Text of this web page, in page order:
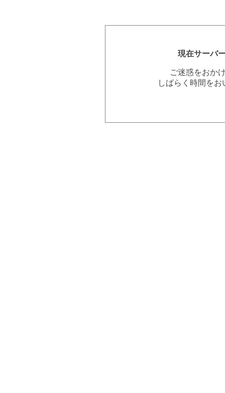
現在サーバ
ご迷惑をおか
しばらく時間を